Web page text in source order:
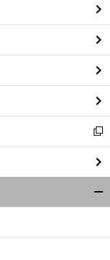
る
い
ウ
ィ
ン
ド
ウ
で
開
く
新
し
い
ウ
ィ
ン
ウ